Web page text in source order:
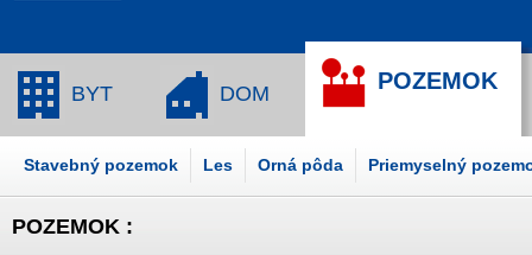
BYT DOM POZEMOK
Stavebný pozemok Les Orná pôda Priemyselný
POZEMOK :